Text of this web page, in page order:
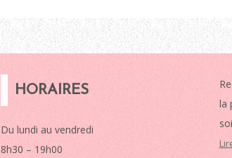
HORAIRES
Du lundi au vendredi
8h30 – 19h00
la